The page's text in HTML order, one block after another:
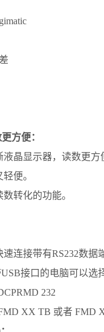
方便：
晶显示器，读数更方
便。
转化的功能。
连接带有RS232数
接口的电脑可以
232
XX TB 或者 FMD